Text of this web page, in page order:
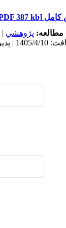
کامل [PDF 387 kb]
مطالعه: پژوهشي |
1405/4/10 | انتشار: 1405/4/10